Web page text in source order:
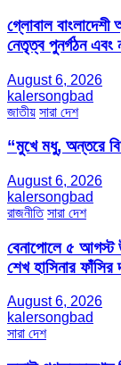
গ্লোবাল বাংলাদেশী
নেতৃত্ব পুনর্গঠন এবং
August 6, 2026
kalersongbad
জাতীয় সারা দেশ
“মুখে মধু, অন্তরে
August 6, 2026
kalersongbad
রাজনীতি সারা দেশ
বেনাপোলে ৫ আগস্ট
শেখ হাসিনার ফাঁসির
August 6, 2026
kalersongbad
সারা দেশ